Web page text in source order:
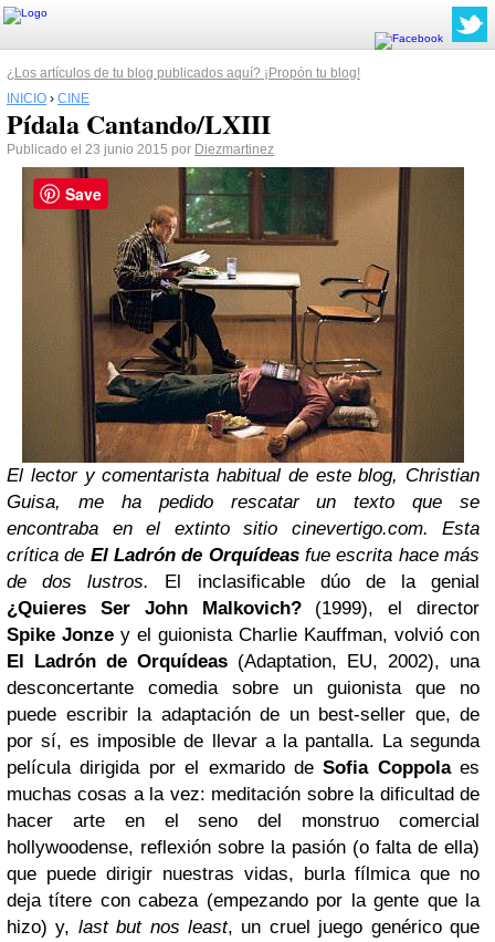
¿Los artículos de tu blog publicados aquí? ¡Propón tu blog!
INICIO › CINE
Pídala Cantando/LXIII
Publicado el 23 junio 2015 por Diezmartinez
El lector y comentarista habitual de este blog, Christian
Guisa, me ha pedido rescatar un texto que se
encontraba en el extinto sitio cinevertigo.com. Esta
crítica de El Ladrón de Orquídeasfue escrita hace más
de dos lustros. El inclasificable dúo de la genial
¿Quieres Ser John Malkovich?
(1999), el director
Spike Jonze y el guionista Charlie Kauffman, volvió con
El Ladrón de Orquídeas (Adaptation, EU, 2002), una
desconcertante comedia sobre un guionista que no
puede escribir la adaptación de un best-seller que, de
por sí, es imposible de llevar a la pantalla. La segunda
película dirigida por el exmarido deSofia Coppolaes
muchas cosas a la vez: meditación sobre la dificultad de
hacer arte en el seno del monstruo comercial
hollywoodense, reflexión sobre la pasión (o falta de ella)
que puede dirigir nuestras vidas, burla fílmica que no
deja títere con cabeza (empezando por la gente que la
hizo) y, last but nos least, un cruel juego genérico que
Save